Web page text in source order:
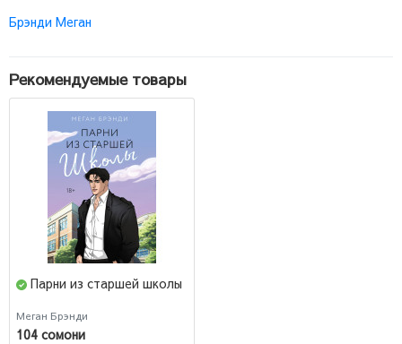
Брэнди Меган
Рекомендуемые товары
Парни из старшей школы
Меган Брэнди
104 сомони